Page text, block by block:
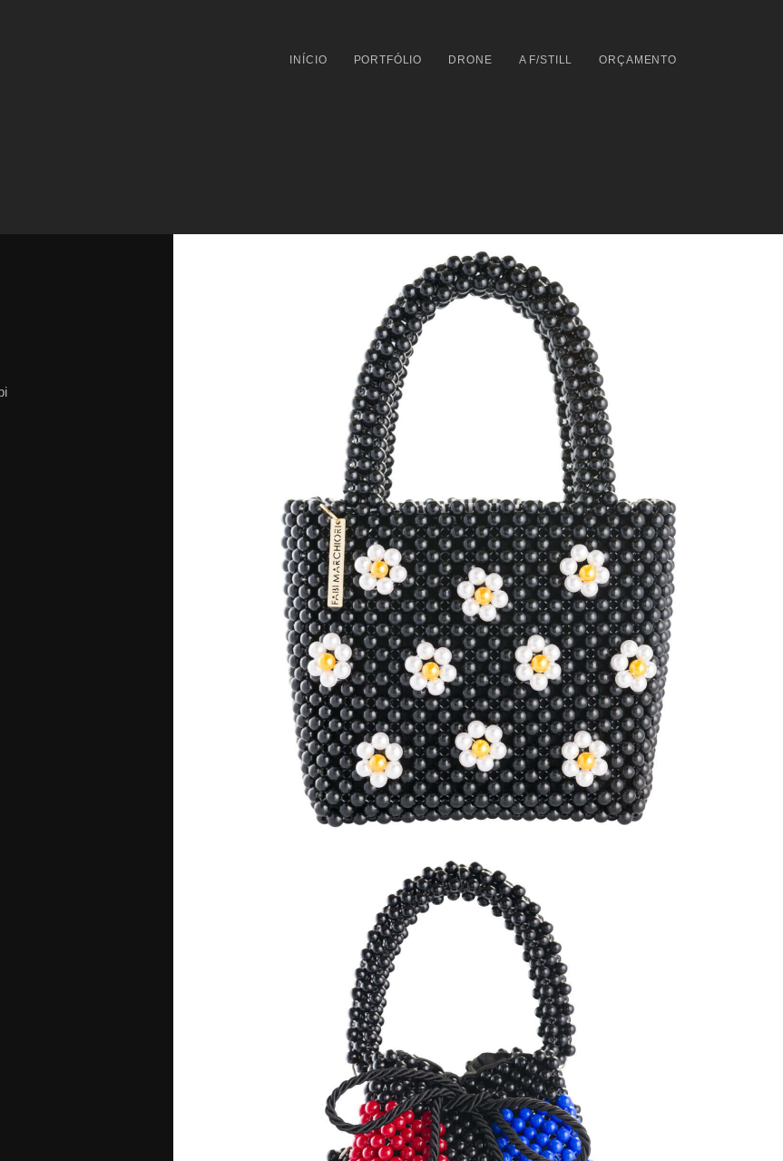
INÍCIO PORTFÓLIO DRONE A F/STILL ORÇAMENTO